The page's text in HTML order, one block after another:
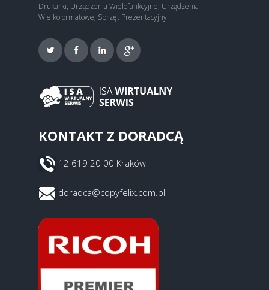
Drukarki, Urządzenia Wielofunkcyjne, Urządzenia
Wielkoformatowe, Sprzęt Prezentacyjny
KONTAKT Z DORADCĄ
12 619 20 00 Kraków
doradca@copyfelix.com.pl